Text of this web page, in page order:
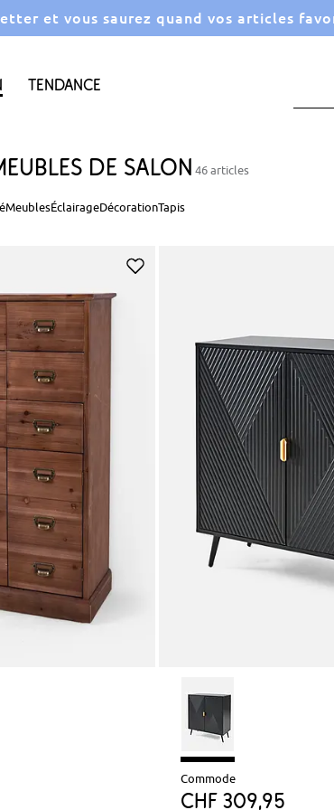
et vous saurez quand vos articles
Tendance
de salon 46 articles
MeublesÉclairageDécorationTapis
Commode
CHF 309,95